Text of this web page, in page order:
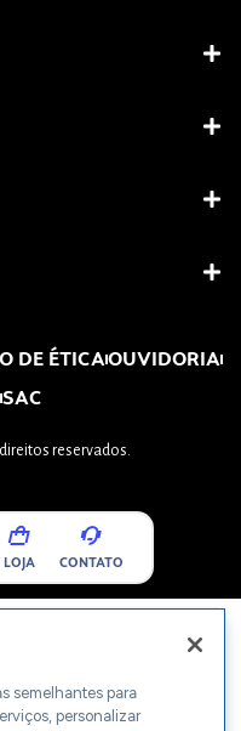
DE ÉTICAOUVIDORIA
SAC
reservados.
LOJA CONTATO
semelhantes para
personalizar